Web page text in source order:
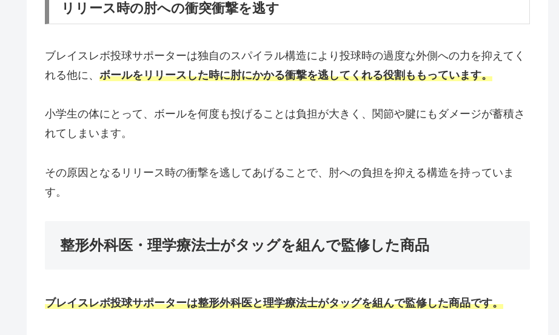
リリース時の肘への衝突衝撃を逃す
ブレイスレボ投球サポーターは独自のスパイラル構造により投球時の過度な外側への力を抑えてく
れる他に、 ボールをリリースした時に肘にかかる衝撃を逃してくれる役割ももっています。
小学生の体にとって、ボールを何度も投げることは負担が大きく、関節や腱にもダメージが蓄積さ
れてしまいます。
その原因となるリリース時の衝撃を逃してあげることで、肘への負担を抑える構造を持っていま
す。
整形外科医・理学療法士がタッグを組んで監修した商品
ブレイスレボ投球サポーターは整形外科医と理学療法士がタッグを組んで監修した商品です。